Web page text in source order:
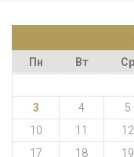
Пн
Вт Ср
3
4 5
10
11 12
17
18 19